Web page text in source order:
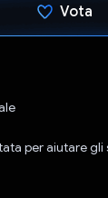
Vota
per aiutare gli